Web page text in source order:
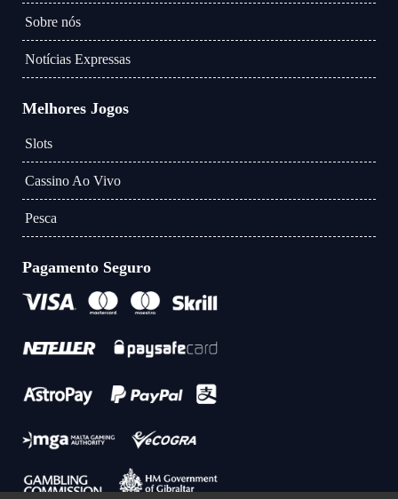
Sobre nós
Notícias Expressas
Melhores Jogos
Slots
Cassino Ao Vivo
Pesca
Pagamento Seguro